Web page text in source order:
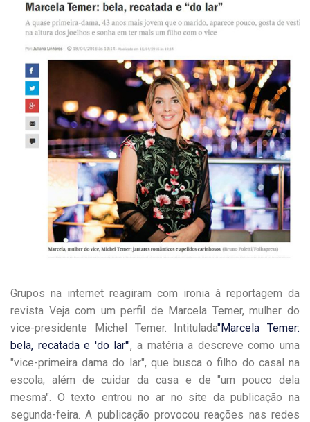
Grupos na internet reagiram com ironia à reportagem da
revista Veja com um perfil de Marcela Temer, mulher do
vice-presidente Michel Temer. Intitulada"Marcela Temer:
bela, recatada e 'do lar'", a matéria a descreve como uma
"vice-primeira dama do lar", que busca o filho do casal na
escola, além de cuidar da casa e de "um pouco dela
mesma". O texto entrou no ar no site da publicação na
segunda-feira. A publicação provocou reações nas redes